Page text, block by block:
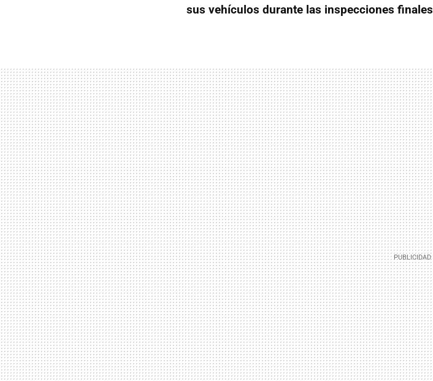
sus vehículos durante las inspecciones finales